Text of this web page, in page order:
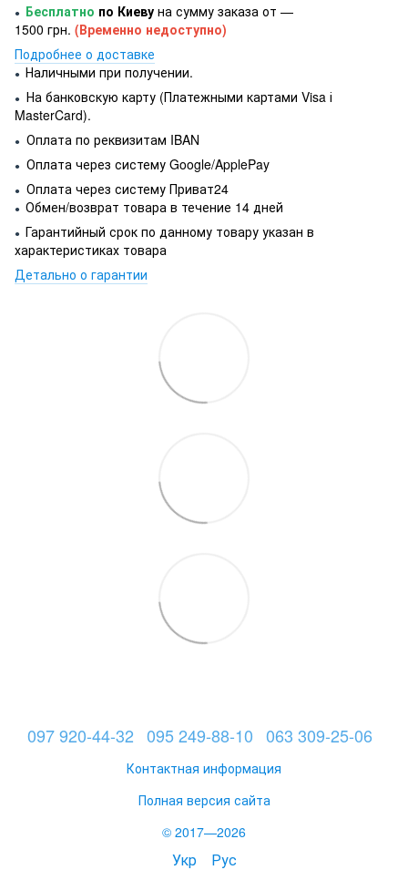
● Бесплатно по Киеву на сумму заказа от —
1500 грн. (Временно недоступно)
Подробнее о доставке
● Наличными при получении.
● На банковскую карту (Платежными картами Visa і
MasterCard).
● Оплата по реквизитам IBAN
● Оплата через систему Google/ApplePay
● Оплата через систему Приват24
● Обмен/возврат товара в течение 14 дней
● Гарантийный срок по данному товару указан в
характеристиках товара
Детально о гарантии
097 920-44-32 095 249-88-10 063 309-25-06
Контактная информация
Полная версия сайта
© 2017—2026
Укр Рус